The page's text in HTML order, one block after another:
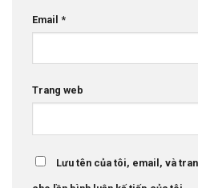
Email *
Trang web
Lưu tên của tôi, email, và